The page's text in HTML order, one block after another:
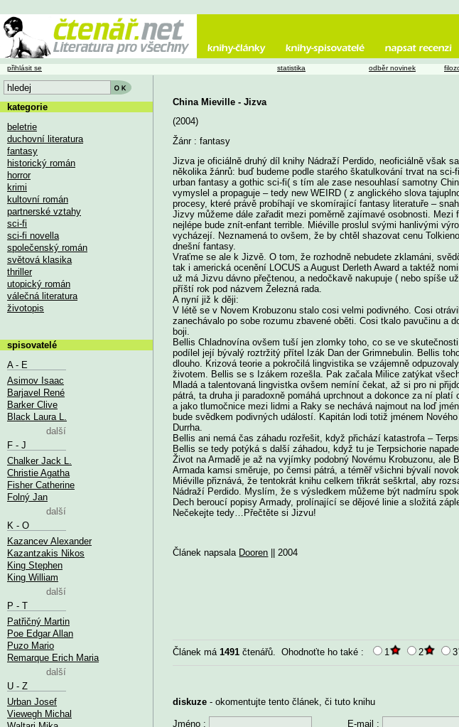
China Mieville - Jizva
(2004)
Žánr : fantasy
Jizva je oficiálně druhý díl knihy Nádraží Perdido, neoficiálně však
několika žánrů: buď budeme podle starého škatulkování trvat na
urban fantasy a gothic sci-fi( s tím ale zase nesouhlasí samotny
vymyslel a propaguje – tedy new WEIRD ( z anglického slova
procesy, které právě probíhají ve skomírající fantasy literatuře –
Jizvy můžeme dále zařadit mezi poměrně zajímavé osobnosti.
nejlépe bude znít-enfant terrible. Miéville proslul svými hanlivými
vycházejí. Neznamená to ovšem, že by chtěl shazovat cenu
dnešní fantasy.
Vraťme se ale k Jizvě. O tom, že rozhodně nebudete zklamáni,
tak i americká ocenění LOCUS a August Derleth Award a taktéž
už má Jizvu dávno přečtenou, a nedočkavě nakupuje ( nebo spíše
příští rok pod názvem Železná rada.
A nyní již k ději:
V létě se v Novem Krobuzonu stalo cosi velmi podivného. Cosi
zanechávalo po sobe rozumu zbavené oběti. Cosi tkalo pavučinu
boji.
Bellis Chladnovína ovšem tuší jen zlomky toho, co se ve
podílel její bývalý roztržitý přítel Izák Dan der Grimnebulin. Bellis
dlouho. Krizová teorie a pokročilá lingvistika se vzájemně
životem. Bellis se s Izákem rozešla. Pak začala Milice zatýkat
Mladá a talentovaná lingvistka ovšem nemíní čekat, až si pro ni
pátrá, ta druha ji paradoxně pomáhá uprchnout a dokonce za ní
a jako tlumočnice mezi lidmi a Raky se nechává najmout na loď
bude svědkem podivných událostí. Kapitán lodi totiž jménem
Durrha.
Bellis ani nemá čas záhadu rozřešit, když přichází katastrofa –
Bellis se tedy potýká s další záhadou, když tu je Terpsichorie
Život na Armadě je až na vyjímky podobný Novému Krobuzonu,
Armada kamsi směruje, po čemsi pátrá, a téměř všichni bývalí
Miéville přiznává, že tentokrát knihu celkem třikrát seškrtal, aby
Nádraží Perdido. Myslím, že s výsledkem můžeme být nadmíru
Dech beroucí popisy Armady, prolínající se dějové linie a složitá
Nečekejte tedy…Přečtěte si Jizvu!
Článek napsala Dooren || 2004
Článek má1491 čtenářů. Ohodnoťte ho také : 1 2 3
diskuze - okomentujte tento článek, či tuto knihu
Jméno : E-mail :
přihlásit se statistika odběr novinek
kategorie
beletrie
duchovní literatura
fantasy
historický román
horror
krimi
kultovní román
partnerské vztahy
sci-fi
sci-fi novella
společenský román
světová klasika
thriller
utopický román
válečná literatura
životopis
spisovatelé
A - E
Asimov Isaac
Barjavel René
Barker Clive
Black Laura L.
další
F - J
Chalker Jack L.
Christie Agatha
Fisher Catherine
Folný Jan
další
K - O
Kazancev Alexander
Kazantzakis Nikos
King Stephen
King William
další
P - T
Patřičný Martin
Poe Edgar Allan
Puzo Mario
Remarque Erich Maria
další
U - Z
Urban Josef
Viewegh Michal